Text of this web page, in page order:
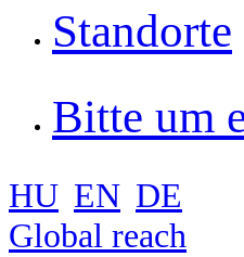
Standorte
Bitte um
HU EN DE
Global reach